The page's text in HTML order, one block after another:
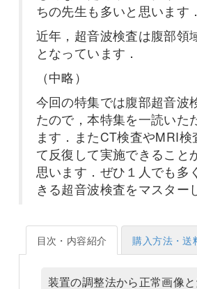
ちの先生も多いと思います．
近年，超音波検査は腹部領
となっています．
（中略）
今回の特集では腹部超音波
たので，本特集を一読いた
ます．またCT検査やMRI
て反復して実施できること
思います．ぜひ１人でも多
きる超音波検査をマスター
目次・内容紹介 購入方法・送
装置の調整法から正常画像